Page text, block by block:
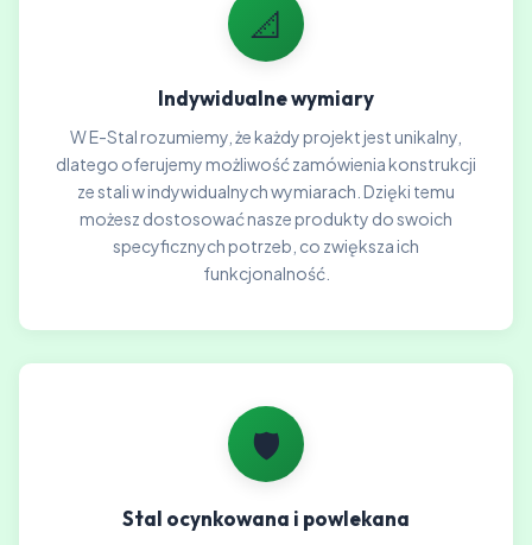
📐
Indywidualne wymiary
W E-Stal rozumiemy, że każdy projekt jest unikalny,
dlatego oferujemy możliwość zamówienia konstrukcji
ze stali w indywidualnych wymiarach. Dzięki temu
możesz dostosować nasze produkty do swoich
specyficznych potrzeb, co zwiększa ich
funkcjonalność.
🛡️
Stal ocynkowana i powlekana